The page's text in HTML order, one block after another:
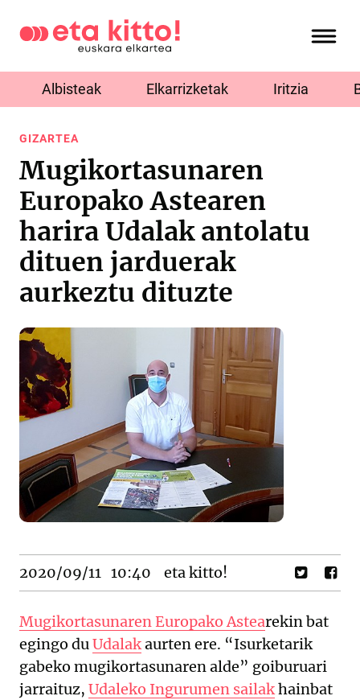
Albisteak Elkarrizketak Iritzia
GIZARTEA
Mugikortasunaren
Europako Astearen
harira Udalak antolatu
dituen jarduerak
aurkeztu dituzte
2020/09/11 10:40 eta kitto!
Mugikortasunaren Europako Astearekin bat
egingo duUdalakaurten ere. “Isurketarik
gabeko mugikortasunaren alde” goiburuari
jarraituz, Udaleko Ingurumen sailakhainbat